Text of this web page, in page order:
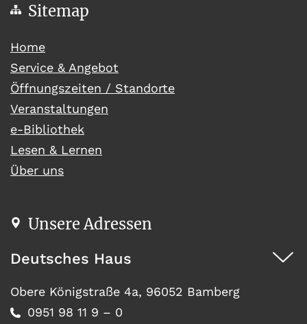
Sitemap
Home(current)
Service & Angebot
Öffnungszeiten / Standorte
Veranstaltungen
e-Bibliothek
Lesen & Lernen
Über uns
Unsere Adressen
Deutsches Haus
Obere Königstraße 4a, 96052 Bamberg
0951 98 11 9 – 0